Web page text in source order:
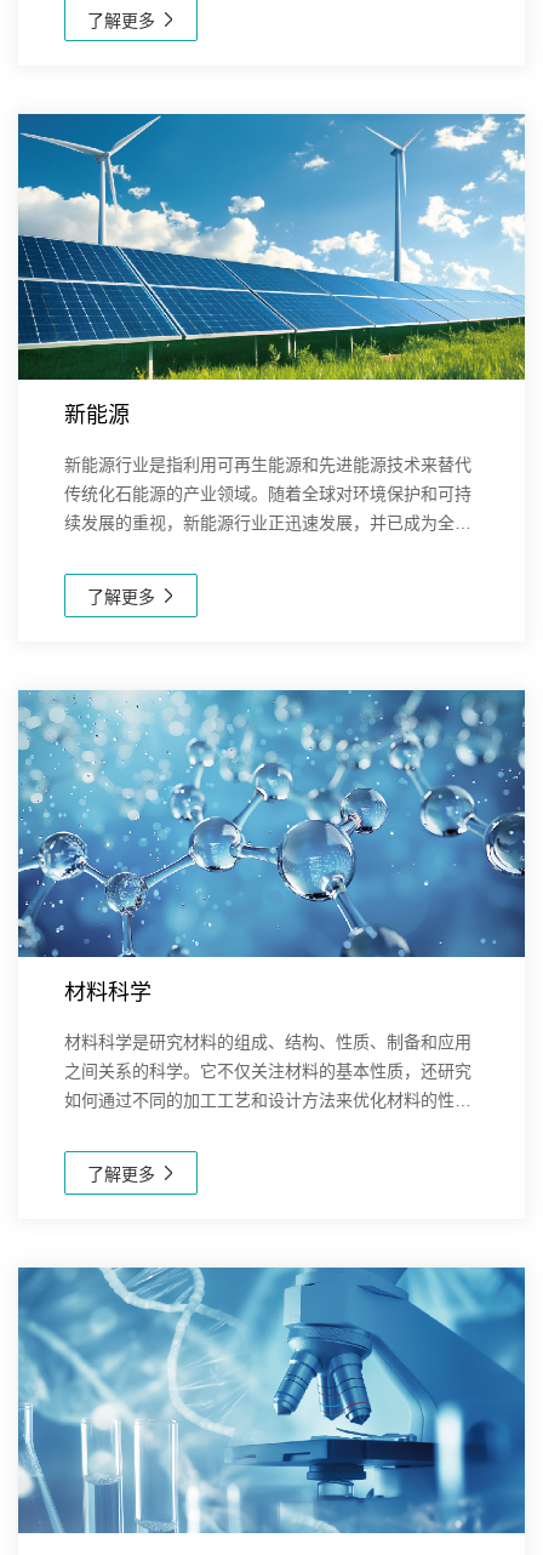
研...
了解更多
新能源
新能源行业是指利用可再生能源和先进能源技术来替代
传统化石能源的产业领域。随着全球对环境保护和可持
续发展的重视，新能源行业正迅速发展，并已成为全球
多种设备和解决方案，这些产品广泛应用于太阳能、
电...
了解更多
材料科学
材料科学是研究材料的组成、结构、性质、制备和应用
之间关系的科学。它不仅关注材料的基本性质，还研究
如何通过不同的加工工艺和设计方法来优化材料的性
提供了多种先进的仪器和解决方案，这些设备广泛应用
于...
了解更多